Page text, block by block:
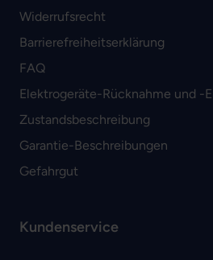
Widerrufsrecht
Barrierefreiheitserklärung
FAQ
Elektrogeräte-Rücknahme und -
Zustandsbeschreibung
Garantie-Beschreibungen
Gefahrgut
Kundenservice